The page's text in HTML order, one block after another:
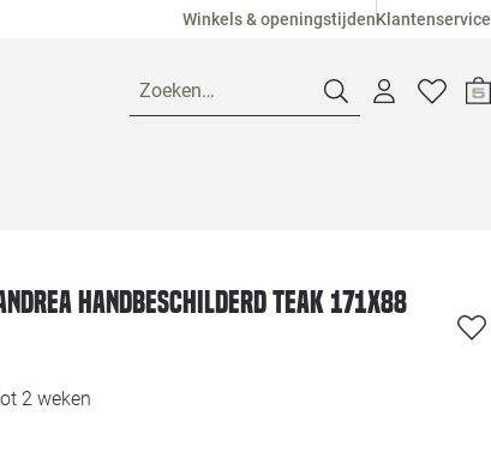
Winkels & openingstijdenKlantenservice
Zoeken…
Loods 5
handbeschilderd teak 171x88
2 weken